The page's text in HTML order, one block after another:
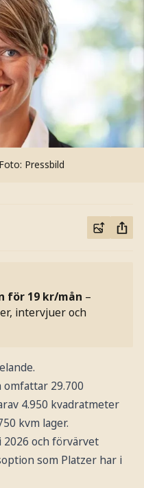
Foto: Pressbild
för 19 kr/mån –
intervjuer och
29.700
4.950 kvadratmeter
kvm lager.
och förvärvet
som Platzer har i